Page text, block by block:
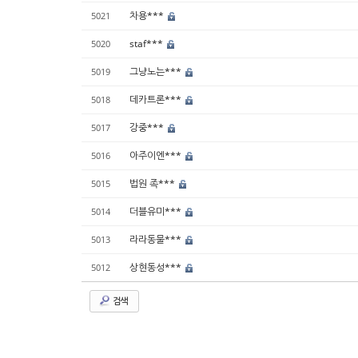
5021 차용***
5020 staf***
5019 그냥노는***
5018 데카트론***
5017 강중***
5016 아주이엔***
5015 법원 족***
5014 더블유미***
5013 라라동물***
5012 상현동성***
검색